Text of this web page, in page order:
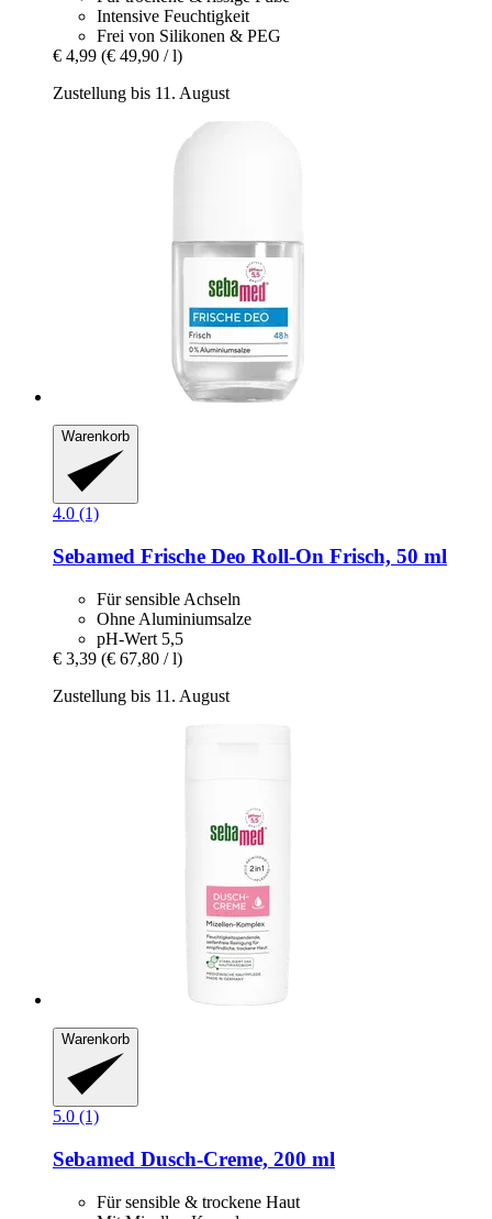
Intensive Feuchtigkeit
Frei von Silikonen & PEG
€ 4,99 (€ 49,90 / l)
Zustellung bis 11. August
Warenkorb
4.0 (1)
Sebamed Frische Deo Roll-​On Frisch, 50 ml
Für sensible Achseln
Ohne Aluminiumsalze
pH-Wert 5,5
€ 3,39 (€ 67,80 / l)
Zustellung bis 11. August
Warenkorb
5.0 (1)
Sebamed Dusch-​Creme, 200 ml
Für sensible & trockene Haut